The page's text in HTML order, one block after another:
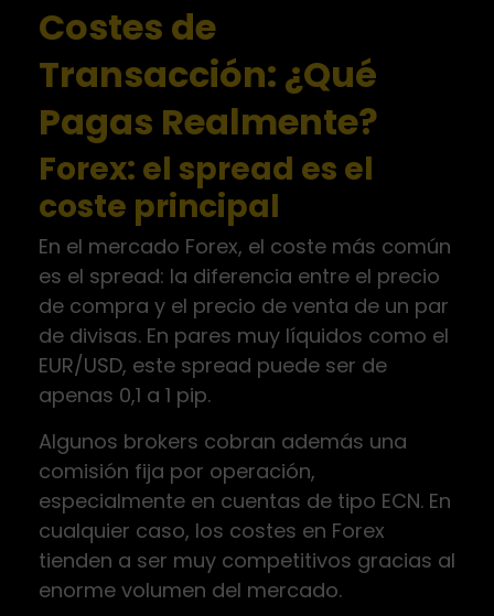
Costes de
Transacción: ¿Qué
Pagas Realmente?
Forex: el spread es el
coste principal
En el mercado Forex, el coste más común
es el spread: la diferencia entre el precio
de compra y el precio de venta de un par
de divisas. En pares muy líquidos como el
EUR/USD, este spread puede ser de
apenas 0,1 a 1 pip.
Algunos brokers cobran además una
comisión fija por operación,
especialmente en cuentas de tipo ECN. En
cualquier caso, los costes en Forex
tienden a ser muy competitivos gracias al
enorme volumen del mercado.